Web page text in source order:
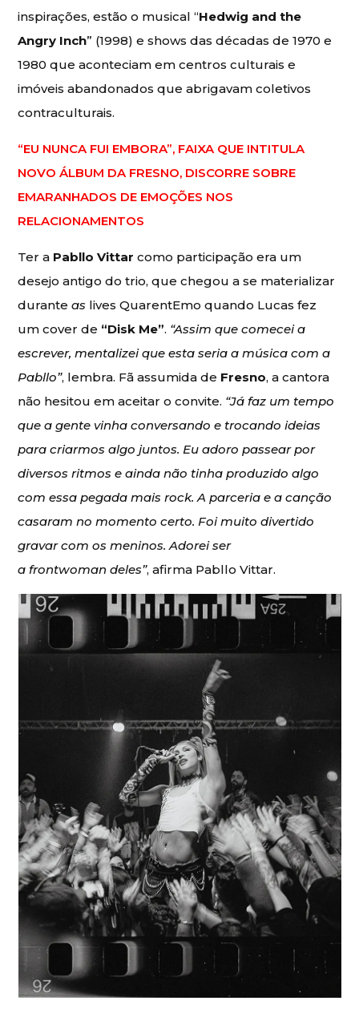
inspirações, estão o musical “Hedwig and the
Angry Inch” (1998) e shows das décadas de 1970 e
1980 que aconteciam em centros culturais e
imóveis abandonados que abrigavam coletivos
contraculturais.
“EU NUNCA FUI EMBORA”, FAIXA QUE INTITULA
NOVO ÁLBUM DA FRESNO, DISCORRE SOBRE
EMARANHADOS DE EMOÇÕES NOS
RELACIONAMENTOS
Ter a Pabllo Vittar como participação era um
desejo antigo do trio, que chegou a se materializar
duranteas lives QuarentEmo quando Lucas fez
um cover de “Disk Me”. “Assim que comecei a
escrever, mentalizei que esta seria a música com a
Pabllo”, lembra. Fã assumida de Fresno, a cantora
não hesitou em aceitar o convite. “Já faz um tempo
que a gente vinha conversando e trocando ideias
para criarmos algo juntos. Eu adoro passear por
diversos ritmos e ainda não tinha produzido algo
com essa pegada mais rock. A parceria e a canção
casaram no momento certo. Foi muito divertido
gravar com os meninos. Adorei ser
a frontwoman deles”, afirma Pabllo Vittar.